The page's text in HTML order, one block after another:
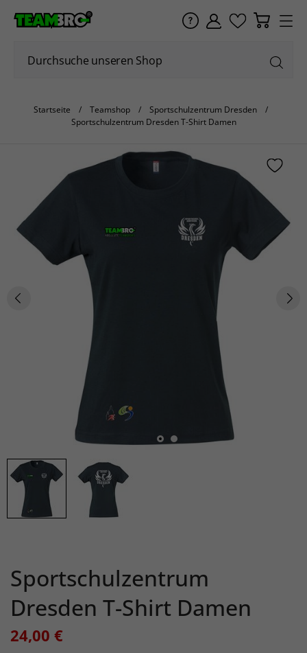
Startseite Teamshop
Sportschulzentrum Dresden
Sportschulzentrum Dresden T-Shirt Damen
Sportschulzentrum
Dresden T-Shirt Damen
24,00 €